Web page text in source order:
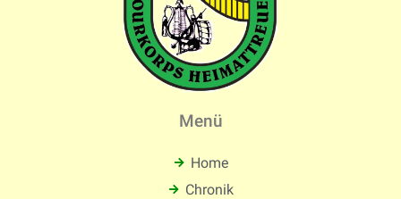
Menü
Home
Chronik